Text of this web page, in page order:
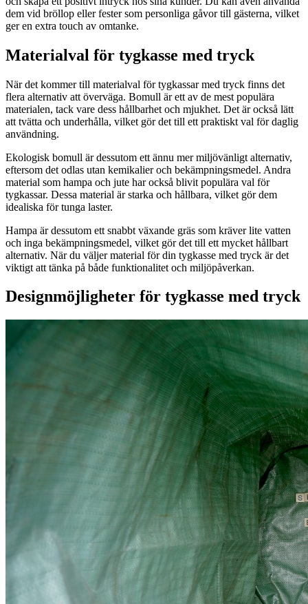
dem vid bröllop eller fester som personliga gåvor till gästerna, vilket
ger en extra touch av omtanke.
Materialval för tygkasse med tryck
När det kommer till materialval för tygkassar med tryck finns det
flera alternativ att överväga. Bomull är ett av de mest populära
materialen, tack vare dess hållbarhet och mjukhet. Det är också lätt
att tvätta och underhålla, vilket gör det till ett praktiskt val för daglig
användning.
Ekologisk bomull är dessutom ett ännu mer miljövänligt alternativ,
eftersom det odlas utan kemikalier och bekämpningsmedel. Andra
material som hampa och jute har också blivit populära val för
tygkassar. Dessa material är starka och hållbara, vilket gör dem
idealiska för tunga laster.
Hampa är dessutom ett snabbt växande gräs som kräver lite vatten
och inga bekämpningsmedel, vilket gör det till ett mycket hållbart
alternativ. När du väljer material för din tygkasse med tryck är det
viktigt att tänka på både funktionalitet och miljöpåverkan.
Designmöjligheter för tygkasse med tryck